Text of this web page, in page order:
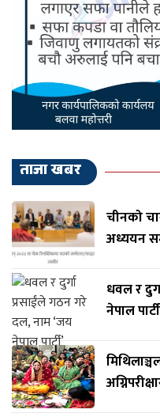
ताजा खबर
चीनको
अध्ययन
धवल र
नेपाल